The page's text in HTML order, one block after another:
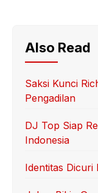
Also Read
Saksi Kunci
Pengadilan
DJ Top Siap
Indonesia
Identitas Dicuri